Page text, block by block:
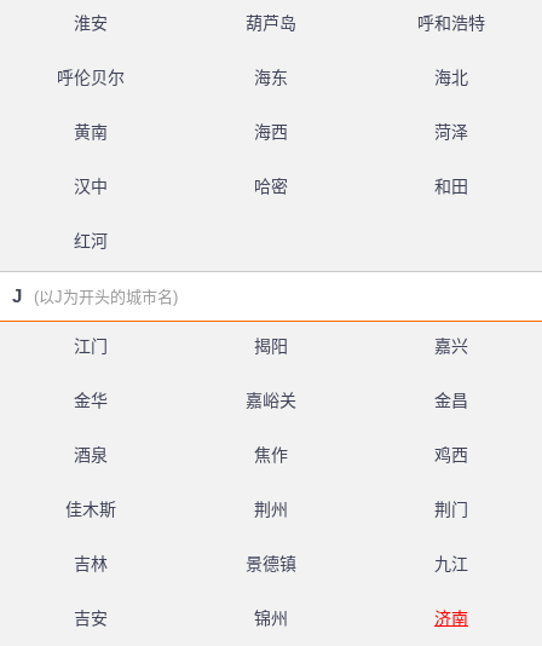
淮安 葫芦岛 呼和浩特
呼伦贝尔 海东 海北
黄南 海西 菏泽
汉中 哈密 和田
红河
J (以J为开头的城市名)
江门 揭阳 嘉兴
金华 嘉峪关 金昌
酒泉 焦作 鸡西
佳木斯 荆州 荆门
吉林 景德镇 九江
吉安 锦州 济南